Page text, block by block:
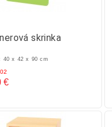
skrinka
40 x 42 x 90 cm
€